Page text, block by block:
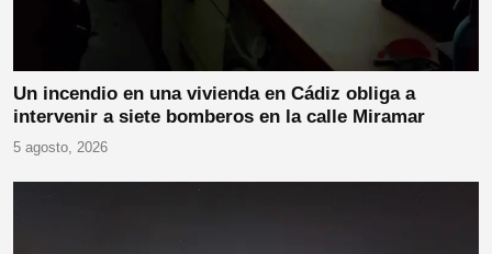
Un incendio en una vivienda en Cádiz obliga a
intervenir a siete bomberos en la calle Miramar
5 agosto, 2026